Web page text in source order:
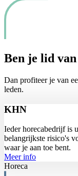
Ben je lid
Dan profiteer je van
leden.
KHN
Ieder horecabedrijf is
belangrijkste risico's
waar je aan toe bent.
Meer info
Horeca